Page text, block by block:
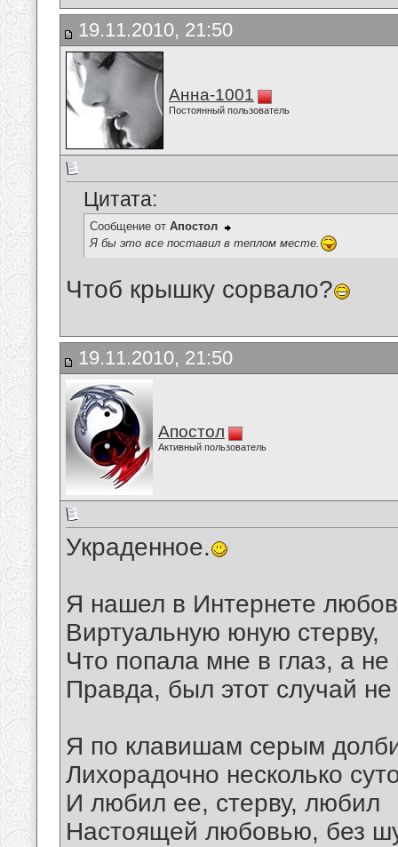
19.11.2010, 21:50
Анна-1001
Постоянный пользователь
Цитата:
Сообщение от Апостол
Я бы это все поставил в теплом месте.
Чтоб крышку сорвало?
19.11.2010, 21:50
Апостол
Активный пользователь
Украденное.
Я нашел в Интернете
Виртуальную юную стерву,
Что попала мне в глаз, а не
Правда, был этот случай
Я по клавишам серым
Лихорадочно несколько
И любил ее, стерву, любил
Настоящей любовью, без